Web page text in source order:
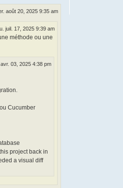
août 20, 2025 9:35 am
juil. 17, 2025 9:39 am
méthode ou une
03, 2025 4:38 pm
Cucumber
project back in
a visual diff